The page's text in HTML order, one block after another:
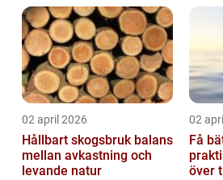
02 april 2026
Hållbart skogsbruk balans
mellan avkastning och
levande natur
02
Få
över